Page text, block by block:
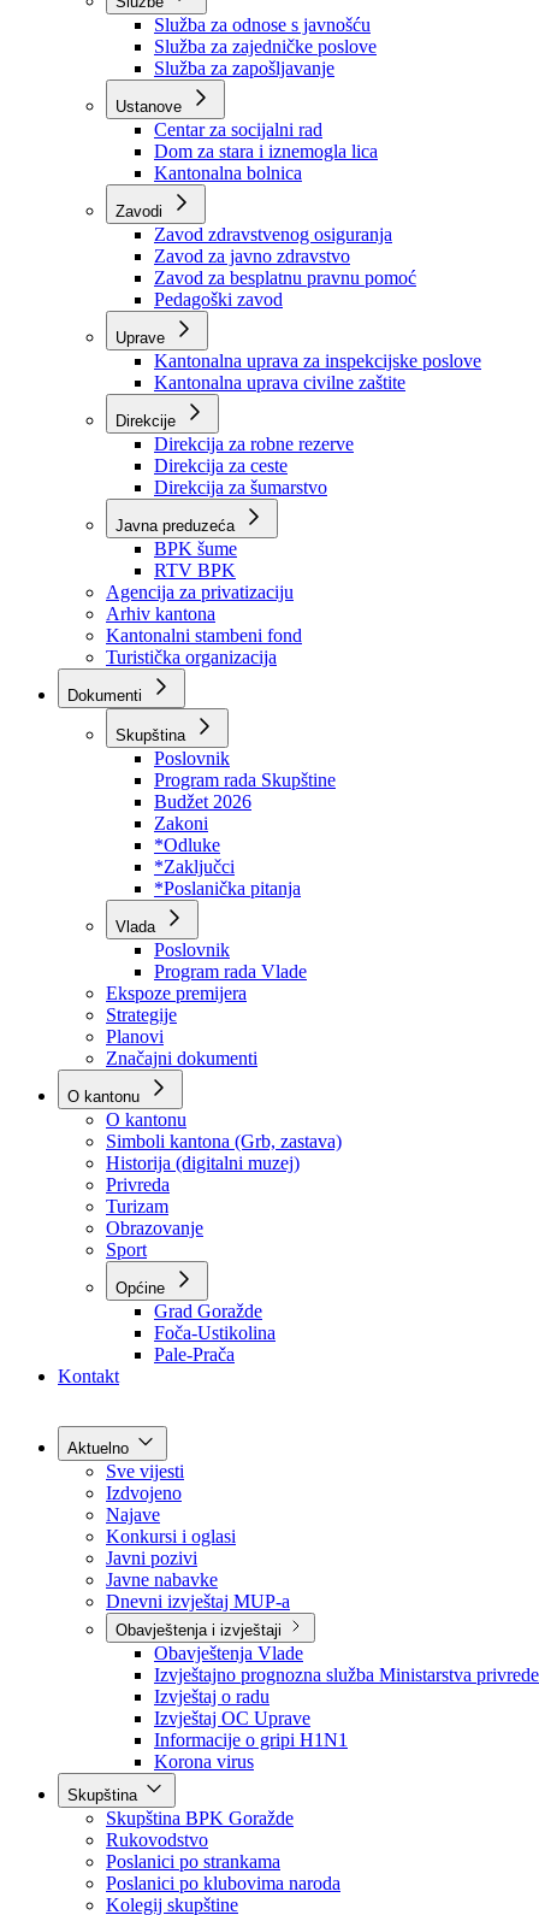
Organizacije
Službe
Služba za odnose s javnošću
Služba za zajedničke poslove
Služba za zapošljavanje
Ustanove
Centar za socijalni rad
Dom za stara i iznemogla lica
Kantonalna bolnica
Zavodi
Zavod zdravstvenog osiguranja
Zavod za javno zdravstvo
Zavod za besplatnu pravnu pomoć
Pedagoški zavod
Kantonalna uprava za inspekcijske poslove
Kantonalna uprava civilne zaštite
Direkcije
Direkcija za robne rezerve
Direkcija za ceste
Direkcija za šumarstvo
Javna preduzeća
BPK šume
RTV BPK
Agencija za privatizaciju
Arhiv kantona
Kantonalni stambeni fond
Turistička organizacija
Dokumenti
Skupština
Poslovnik
Program rada Skupštine
Budžet 2026
Zakoni
*Odluke
*Zaključci
*Poslanička pitanja
Vlada
Poslovnik
Program rada Vlade
Ekspoze premijera
Strategije
Planovi
Značajni dokumenti
O kantonu
O kantonu
Simboli kantona (Grb, zastava)
Historija (digitalni muzej)
Privreda
Turizam
Obrazovanje
Sport
Općine
Kontakt
Aktuelno
Sve vijesti
Izdvojeno
Najave
Konkursi i oglasi
Javni pozivi
Javne nabavke
Dnevni izvještaj MUP-a
Obavještenja i izvještaji
Obavještenja Vlade
Izvještajno prognozna služba Ministarstva privrede
Izvještaj o radu
Izvještaj OC Uprave
Informacije o gripi H1N1
Korona virus
Skupština
Skupština BPK Goražde
Rukovodstvo